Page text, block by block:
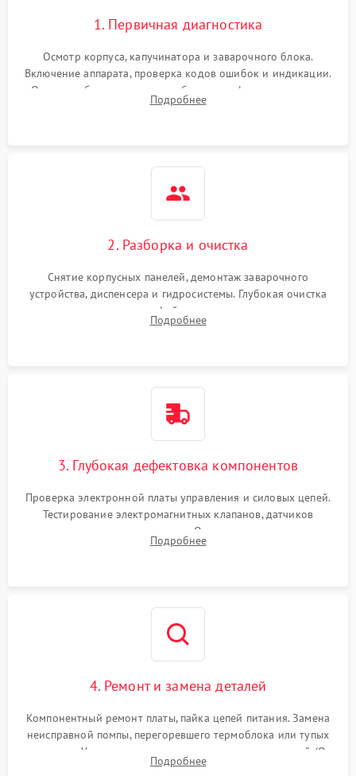
1. Первичная диагностика
Осмотр корпуса, капучинатора и заварочного блока.
Включение аппарата, проверка кодов ошибок и индикации.
Оценка работы помпы, термоблока и кофемолки на слух.
Измерение температуры и давления воды для выявления
Подробнее
2. Разборка и очистка
Снятие корпусных панелей, демонтаж заварочного
устройства, диспенсера и гидросистемы. Глубокая очистка
внутренних узлов от кофейных масел, жмыха и накипи.
Промывка дренажных каналов и фильтров с использованием
Подробнее
3. Глубокая дефектовка компонентов
Проверка электронной платы управления и силовых цепей.
Тестирование электромагнитных клапанов, датчиков
температуры и расходомера. Оценка степени износа
жерновов кофемолки, уплотнительных колец гидросистемы
Подробнее
4. Ремонт и замена деталей
Компонентный ремонт платы, пайка цепей питания. Замена
неисправной помпы, перегоревшего термоблока или тупых
жерновов. Установка новых силиконовых уплотнителей (O-
ring) и тефлоновых трубок для надежного устранения
Подробнее